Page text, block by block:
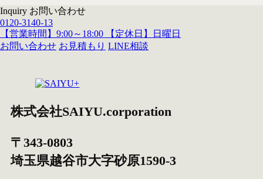
Inquiry お問い合わせ
0120-3140-13
【営業時間】9:00～18:00 【定休日】日曜日
お問い合わせ お見積もり LINE相談
株式会社SAIYU.corporation
〒343-0803
埼玉県越谷市大字砂原1590-3